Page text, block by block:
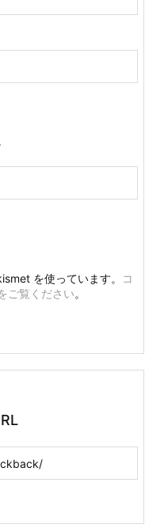
を使っています。
コ
ご覧ください。